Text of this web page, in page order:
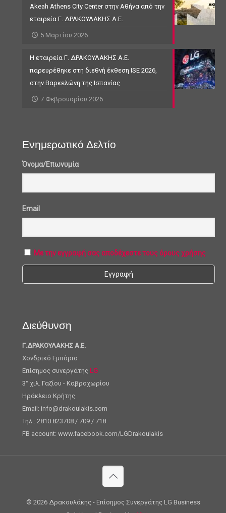
Akeah Athens City Center στην Αθήνα από την
εταιρεία Γ. ΔΡΑΚΟΥΛΑΚΗΣ Α.Ε.
5 Μαρτίου 2026
Η εταιρεία Γ. ΔΡΑΚΟΥΛΑΚΗΣ Α.Ε.
παρευρέθηκε στη διεθνή έκθεση ISE 2026,
στην Βαρκελώνη της Ισπανίας
7 Φεβρουαρίου 2026
Ενημερωτικό Δελτίο
Όνομα/Επωνυμία
Email
Με την εγγραφή σας αποδέχεστε τους όρους χρήσης
Διεύθυνση
Γ.ΔΡΑΚΟΥΛΑΚΗΣ Α.Ε.
Χονδρικό Εμπόριο
Επίσημος συνεργάτης LG
3° χιλ. Γαζίου - Καβροχωρίου
Ηράκλειο Κρήτης
Email: info@drakoulakis.com
Τηλ.: 2810 823708 / 709 / 718
FB account: www.facebook.com/LGDrakoulakis
© 2026 Δρακουλάκης - Επίσημος Συνεργάτης LG Business